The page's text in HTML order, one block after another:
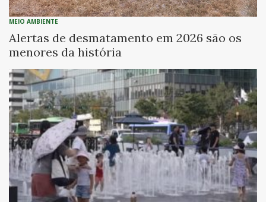
MEIO AMBIENTE
Alertas de desmatamento em 2026 são os
menores da história